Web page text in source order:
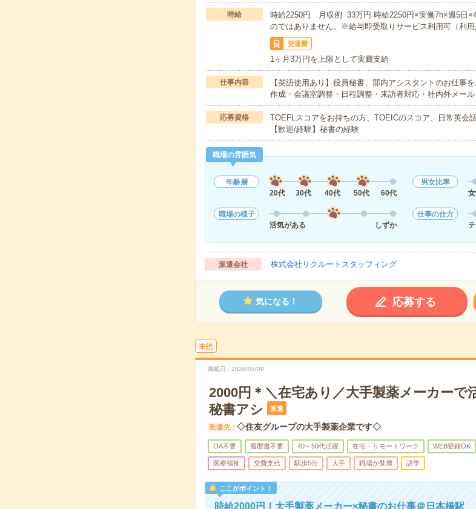
時給
時給2250円 月収例 33万円 時給2250円×実働7h×週5日
のではありません。※給与即受取りサービス利用可（利用
交通費
1ヶ月3万円を上限として実費支給
仕事内容
【英語使用あり】役員秘書、部内アシスタントのお仕事
作成・会議室調整・日程調整・来訪者対応・社内外メー
応募資格
TOEFLスコアをお持ちの方、TOEICのスコア、日常英
【歓迎/経験】秘書の経験
職場の雰囲気
年齢層
20代
30代 40代 50代 60代
男女比率
職場の様子
活気がある
しずか
仕事の仕方
派遣会社 株式会社リクルートスタッフィング
気になる！ 応募する
未読
掲載日 2026/08/09
2000円＊＼在宅あり／大手製薬メーカーで
秘書アシ
派遣
派遣先 ◇住友グループの大手製薬企業です◇
OA不要 履歴書不要 40～50代活躍 在宅・リモートワーク WEB登録OK
医療福祉 交費支給 駅歩5分 大手 職場が禁煙 語学
ここがポイント！
時給2000円！大手製薬メーカー×秘書のお仕事＠日本橋駅